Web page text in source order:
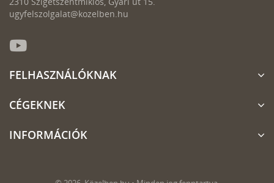
ugyfelszolgalat@kozelben.hu
FELHASZNÁLÓKNAK
CÉGEKNEK
INFORMÁCIÓK